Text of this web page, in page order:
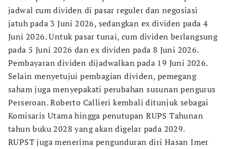
jadwal cum dividen di pasar reguler dan negosiasi
jatuh pada 3 Juni 2026, sedangkan ex dividen pada 4
Juni 2026. Untuk pasar tunai, cum dividen berlangsung
pada 5 Juni 2026 dan ex dividen pada 8 Juni 2026.
Pembayaran dividen dijadwalkan pada 19 Juni 2026.
Selain menyetujui pembagian dividen, pemegang
saham juga menyepakati perubahan susunan pengurus
Perseroan. Roberto Callieri kembali ditunjuk sebagai
Komisaris Utama hingga penutupan RUPS Tahunan
tahun buku 2028 yang akan digelar pada 2029.
RUPST juga menerima pengunduran diri Hasan Imer